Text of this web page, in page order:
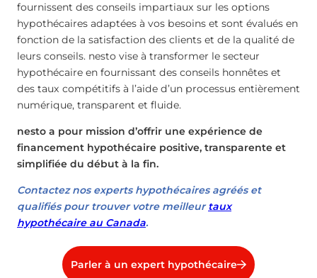
fournissent des conseils impartiaux sur les options
hypothécaires adaptées à vos besoins et sont évalués en
fonction de la satisfaction des clients et de la qualité de
leurs conseils. nesto vise à transformer le secteur
hypothécaire en fournissant des conseils honnêtes et
des taux compétitifs à l’aide d’un processus entièrement
numérique, transparent et fluide.
nesto a pour mission d’offrir une expérience de
financement hypothécaire positive, transparente et
simplifiée du début à la fin.
Contactez nos experts hypothécaires agréés et
qualifiés pour trouver votre meilleurtaux
hypothécaire au Canada.
Parler à un expert hypothécaire